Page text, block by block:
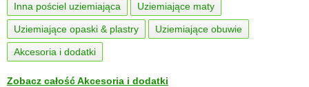
Inna pościel uziemiająca Uziemiające maty
Uziemiające opaski & plastry Uziemiające obuwie
Akcesoria i dodatki
Zobacz całość Akcesoria i dodatki